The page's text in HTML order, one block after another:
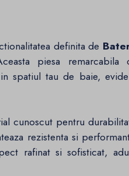
definita de
piesa
spatiul tau de baie,
cunoscut pentru
rezistenta si
rafinat si sofisticat,